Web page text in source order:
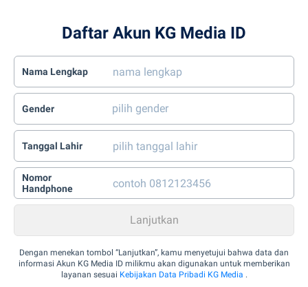
Daftar Akun KG Media ID
Nama Lengkap
Gender
Tanggal Lahir
Nomor
Handphone
Dengan menekan tombol “Lanjutkan”, kamu menyetujui bahwa data dan
informasi Akun KG Media ID milikmu akan digunakan untuk memberikan
layanan sesuai Kebijakan Data Pribadi KG Media .